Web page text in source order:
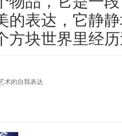
的表达，它静
方块世界里经
术的自我表达